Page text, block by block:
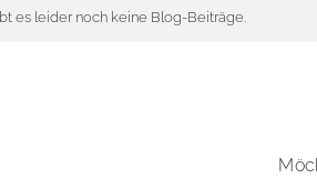
es leider noch keine Blog-Beiträge.